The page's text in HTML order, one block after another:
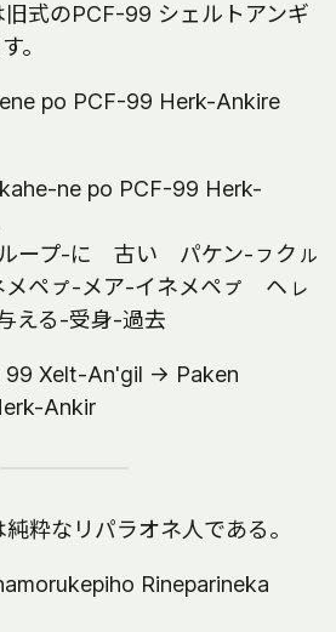
式のPCF-99 シェルトアンギ
。
po PCF-99 Herk-Ankire
ne po PCF-99 Herk-
ープ-に 古い パケン-ㇷクㇽ
メペㇷ゚-メア-イネメペㇷ゚ ヘㇾ
える-受身-過去
Xelt-An'gil -> Paken
Ankir
粋なリパラオネ人である。
Rineparineka